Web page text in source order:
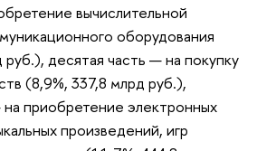
вычислительной
оборудования
десятая часть — на покупку
(8,9%, 337,8 млрд руб.),
приобретение электронных
произведений, игр